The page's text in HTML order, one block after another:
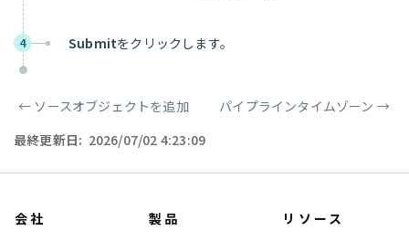
4 Submitをクリックします。
ページャー
← ソースオブジェクトを追加 パイプラインタイムゾーン →
最終更新日: 2026/07/02 4:23:09
会社 製品 リソース